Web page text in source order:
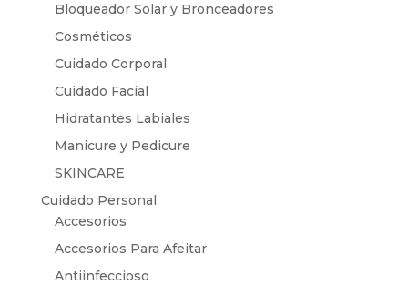
Bloqueador Solar y Bronceadores
Cosméticos
Cuidado Corporal
Cuidado Facial
Hidratantes Labiales
Manicure y Pedicure
SKINCARE
Cuidado Personal
Accesorios
Accesorios Para Afeitar
Antiinfeccioso